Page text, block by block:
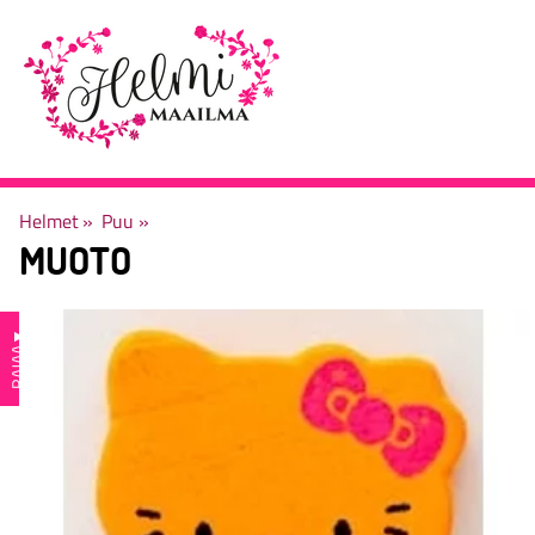
Helmet‪» Puu ‪»
MUOTO
RAJAA
▼